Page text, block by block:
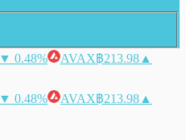
▼ 0.48% AVAX฿213.98 ▲
▼ 0.48% AVAX฿213.98 ▲